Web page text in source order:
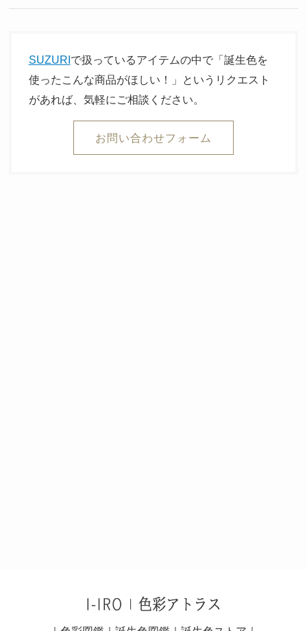
SUZURIで扱っているアイテムの中で「誕生色を
使ったこんな商品がほしい！」というリクエスト
があれば、気軽にご相談ください。
お問い合わせフォーム